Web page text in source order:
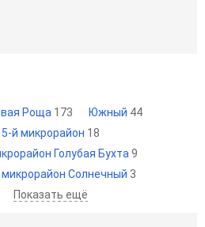
Роща 173 Южный 44
5-й микрорайон 18
Голубая Бухта 9
микрорайон Солнечный 3
Показать ещё